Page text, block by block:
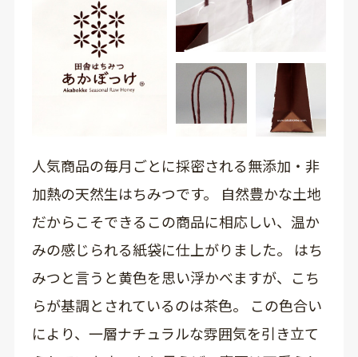
人気商品の毎月ごとに採密される無添加・非
加熱の天然生はちみつです。 自然豊かな土地
だからこそできるこの商品に相応しい、温か
みの感じられる紙袋に仕上がりました。 はち
みつと言うと黄色を思い浮かべますが、こち
らが基調とされているのは茶色。 この色合い
により、一層ナチュラルな雰囲気を引き立て